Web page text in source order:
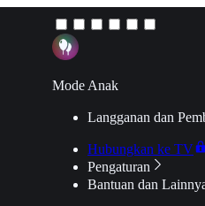
Mode Anak
Langganan dan
Hubungkan ke TV
Pengaturan
Bantuan dan